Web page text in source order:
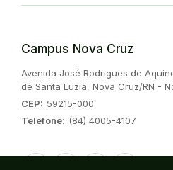
Campus Nova Cruz
Endereço:
Avenida José Rodrigues de
de Santa Luzia, Nova Cruz/RN -
CEP: 59215-000
Telefone: (84) 4005-4107